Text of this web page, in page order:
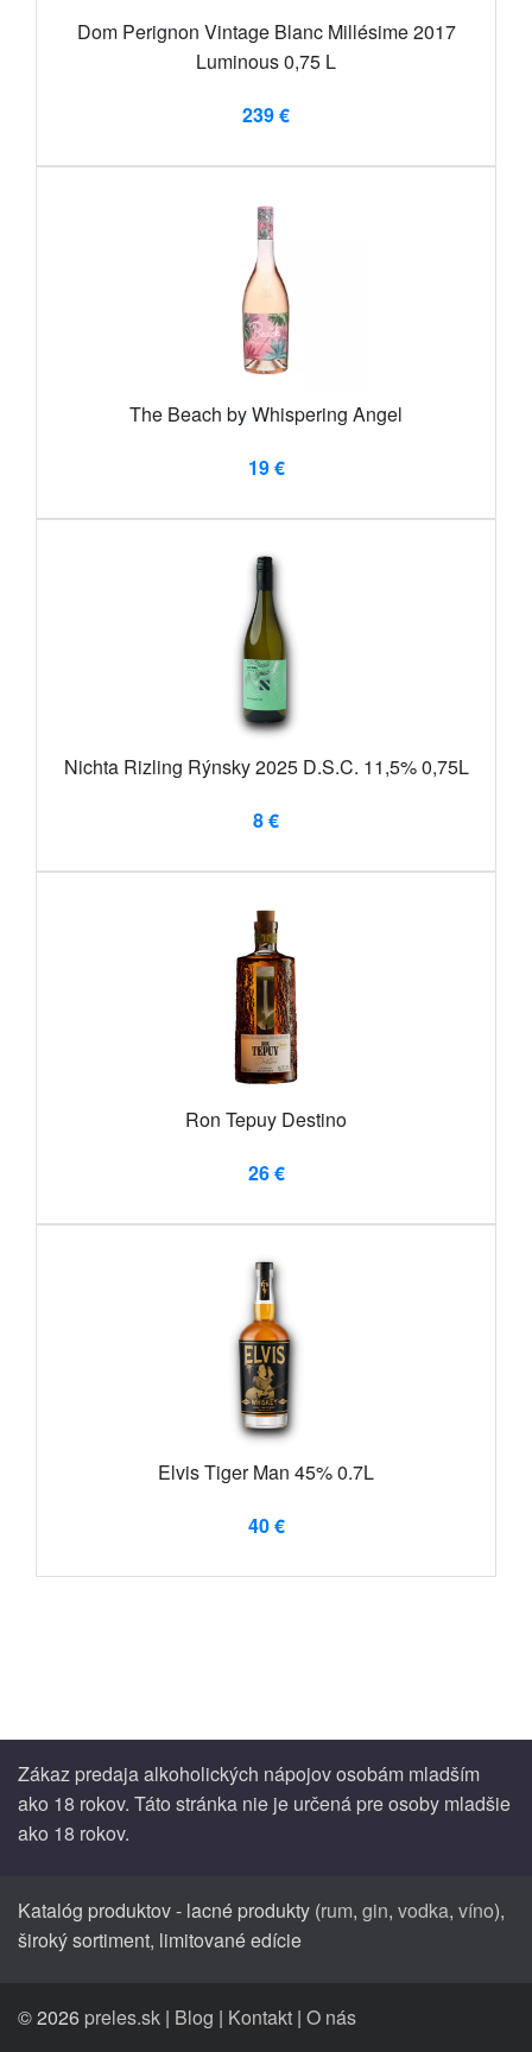
Dom Perignon Vintage Blanc Millésime 2017
Luminous 0,75 L
239 €
The Beach by Whispering Angel
19 €
Nichta Rizling Rýnsky 2025 D.S.C. 11,5% 0,75L
8 €
Ron Tepuy Destino
26 €
Elvis Tiger Man 45% 0.7L
40 €
Zákaz predaja alkoholických nápojov osobám mladším
ako 18 rokov. Táto stránka nie je určená pre osoby mladšie
ako 18 rokov.
Katalóg produktov - lacné produkty (rum, gin, vodka, víno),
široký sortiment, limitované edície
© 2026 preles.sk | Blog | Kontakt | O nás